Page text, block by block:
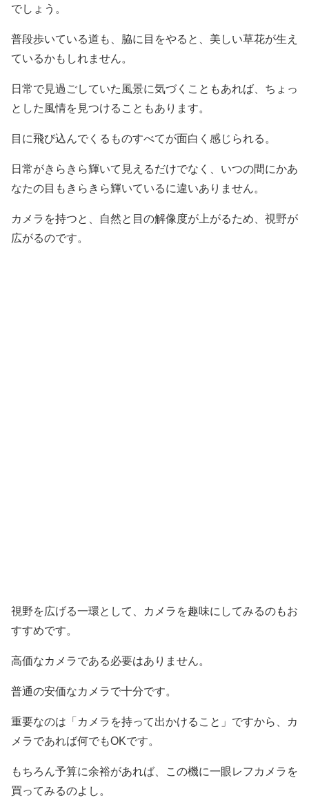
でしょう。
普段歩いている道も、脇に目をやると、美しい草花が生え
ているかもしれません。
日常で見過ごしていた風景に気づくこともあれば、ちょっ
とした風情を見つけることもあります。
目に飛び込んでくるものすべてが面白く感じられる。
日常がきらきら輝いて見えるだけでなく、いつの間にかあ
なたの目もきらきら輝いているに違いありません。
カメラを持つと、自然と目の解像度が上がるため、視野が
広がるのです。
視野を広げる一環として、カメラを趣味にしてみるのもお
すすめです。
高価なカメラである必要はありません。
普通の安価なカメラで十分です。
重要なのは「カメラを持って出かけること」ですから、カ
メラであれば何でもOKです。
もちろん予算に余裕があれば、この機に一眼レフカメラを
買ってみるのよし。